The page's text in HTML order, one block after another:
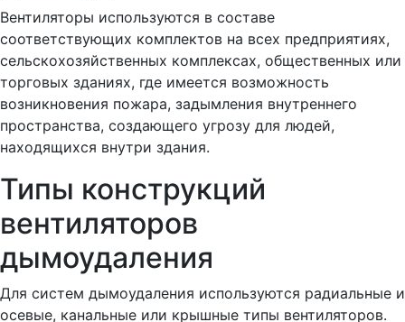
Вентиляторы используются в составе
соответствующих комплектов на всех предприятиях,
сельскохозяйственных комплексах, общественных или
торговых зданиях, где имеется возможность
возникновения пожара, задымления внутреннего
пространства, создающего угрозу для людей,
находящихся внутри здания.
Типы конструкций
вентиляторов
дымоудаления
Для систем дымоудаления используются радиальные и
осевые, канальные или крышные типы вентиляторов.